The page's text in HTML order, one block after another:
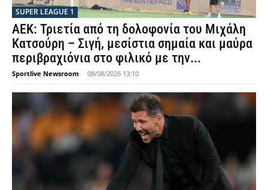
SUPER LEAGUE 1
ΑΕΚ: Τριετία από τη δολοφονία του Μιχάλη
Κατσούρη – Σιγή, μεσίστια σημαία και μαύρα
περιβραχιόνια στο φιλικό με την...
Sportlive Newsroom - 08/08/2026 13:10